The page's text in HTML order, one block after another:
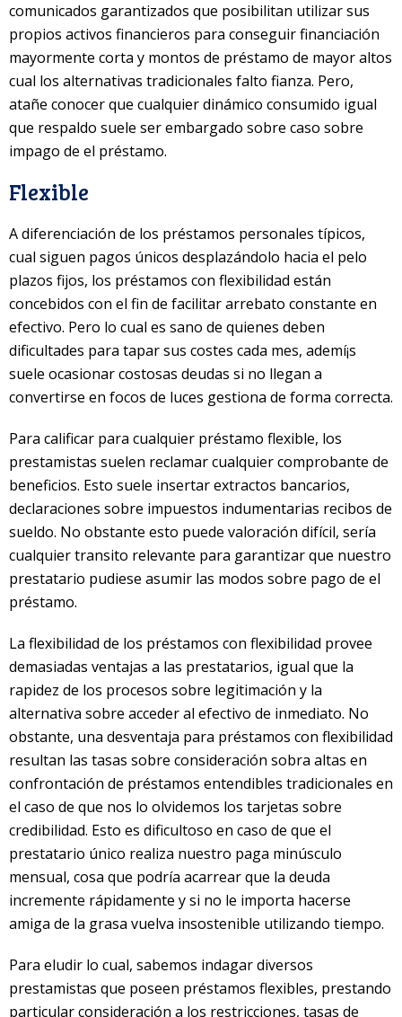
comunicados garantizados que posibilitan utilizar sus
propios activos financieros para conseguir financiación
mayormente corta y montos de préstamo de mayor altos
cual los alternativas tradicionales falto fianza. Pero,
atañe conocer que cualquier dinámico consumido igual
que respaldo suele ser embargado sobre caso sobre
impago de el préstamo.
Flexible
A diferenciación de los préstamos personales tí­picos,
cual siguen pagos únicos desplazándolo hacia el pelo
plazos fijos, los préstamos con flexibilidad están
concebidos con el fin de facilitar arrebato constante en
efectivo. Pero lo cual es sano de quienes deben
dificultades para tapar sus costes cada mes, ademí¡s
suele ocasionar costosas deudas si no llegan a
convertirse en focos de luces gestiona de forma correcta.
Para calificar para cualquier préstamo flexible, los
prestamistas suelen reclamar cualquier comprobante de
beneficios. Esto suele insertar extractos bancarios,
declaraciones sobre impuestos indumentarias recibos de
sueldo. No obstante esto puede valoración difícil, serí­a
cualquier transito relevante para garantizar que nuestro
prestatario pudiese asumir las modos sobre pago de el
préstamo.
La flexibilidad de los préstamos con flexibilidad provee
demasiadas ventajas a las prestatarios, igual que la
rapidez de los procesos sobre legitimación y la
alternativa sobre acceder al efectivo de inmediato. No
obstante, una desventaja para préstamos con flexibilidad
resultan las tasas sobre consideración sobra altas en
confrontación de préstamos entendibles tradicionales en
el caso de que nos lo olvidemos los tarjetas sobre
credibilidad. Esto es dificultoso en caso de que el
prestatario único realiza nuestro paga minúsculo
mensual, cosa que podría acarrear que la deuda
incremente rápidamente y si no le importa hacerse
amiga de la grasa vuelva insostenible utilizando tiempo.
Para eludir lo cual, sabemos indagar diversos
prestamistas que poseen préstamos flexibles, prestando
particular consideración a los restricciones, tasas de